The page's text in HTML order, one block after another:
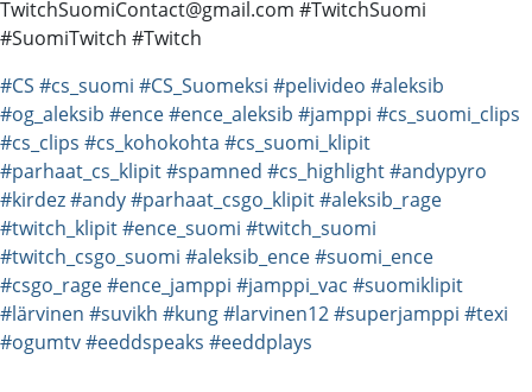
TwitchSuomiContact@gmail.com #TwitchSuomi
#SuomiTwitch #Twitch
#CS #cs_suomi #CS_Suomeksi #pelivideo #aleksib
#og_aleksib #ence#ence_aleksib #jamppi #cs_suomi_clips
#cs_clips #cs_kohokohta #cs_suomi_klipit
#parhaat_cs_klipit#spamned #cs_highlight#andypyro
#kirdez#andy#parhaat_csgo_klipit#aleksib_rage
#twitch_klipit#ence_suomi #twitch_suomi
#twitch_csgo_suomi #aleksib_ence#suomi_ence
#csgo_rage#ence_jamppi #jamppi_vac #suomiklipit
#lärvinen #suvikh #kung#larvinen12#superjamppi #texi
#ogumtv#eeddspeaks #eeddplays